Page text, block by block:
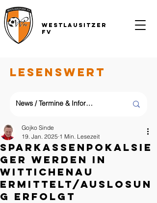
Westlausitzer
FV
LESENSWERT
Sparkassenpokalsie
ger werden in
Wittichenau
ermittelt/Auslosun
g erfolgt
Gojko Sinde
19. Jan. 2025 1 Min. Lesezeit